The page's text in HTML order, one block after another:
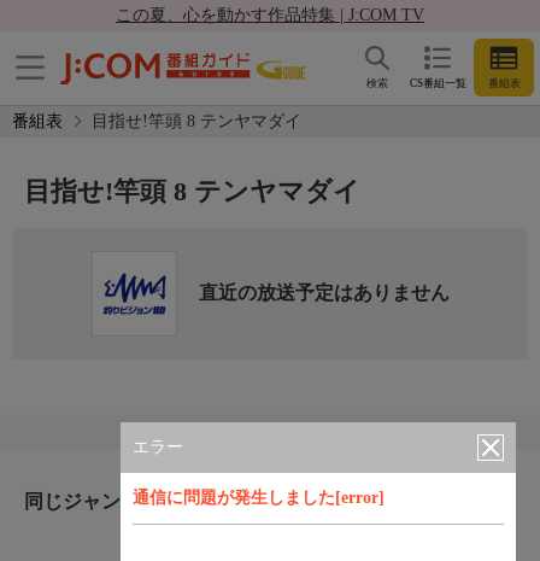
この夏、心を動かす作品特集 | J:COM TV
CS番組一覧 番組表
検索
番組表 目指せ!竿頭 8 テンヤマダイ
エラー
通信に問題が発生しました[error]
目指せ!竿頭 8 テンヤマダイ
直近の放送予定はありません
同じジャンルのおすすめ番組